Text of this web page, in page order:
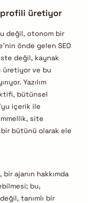
profili üretiyor
değil, otonom bir
önde gelen SEO
değil, kaynak
üretiyor ve bu
Yazılım
bütünsel
içerik ile
site
bir bütünü olarak ele
ajanın hakkımda
bu,
tanımlı bir